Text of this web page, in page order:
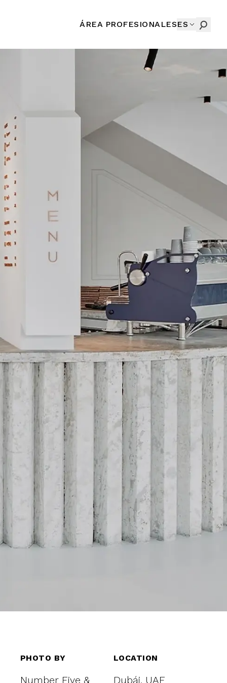
ÁREA PROFESIONALESES
PHOTO BY
Number Five &
LOCATION
Dubái, UAE